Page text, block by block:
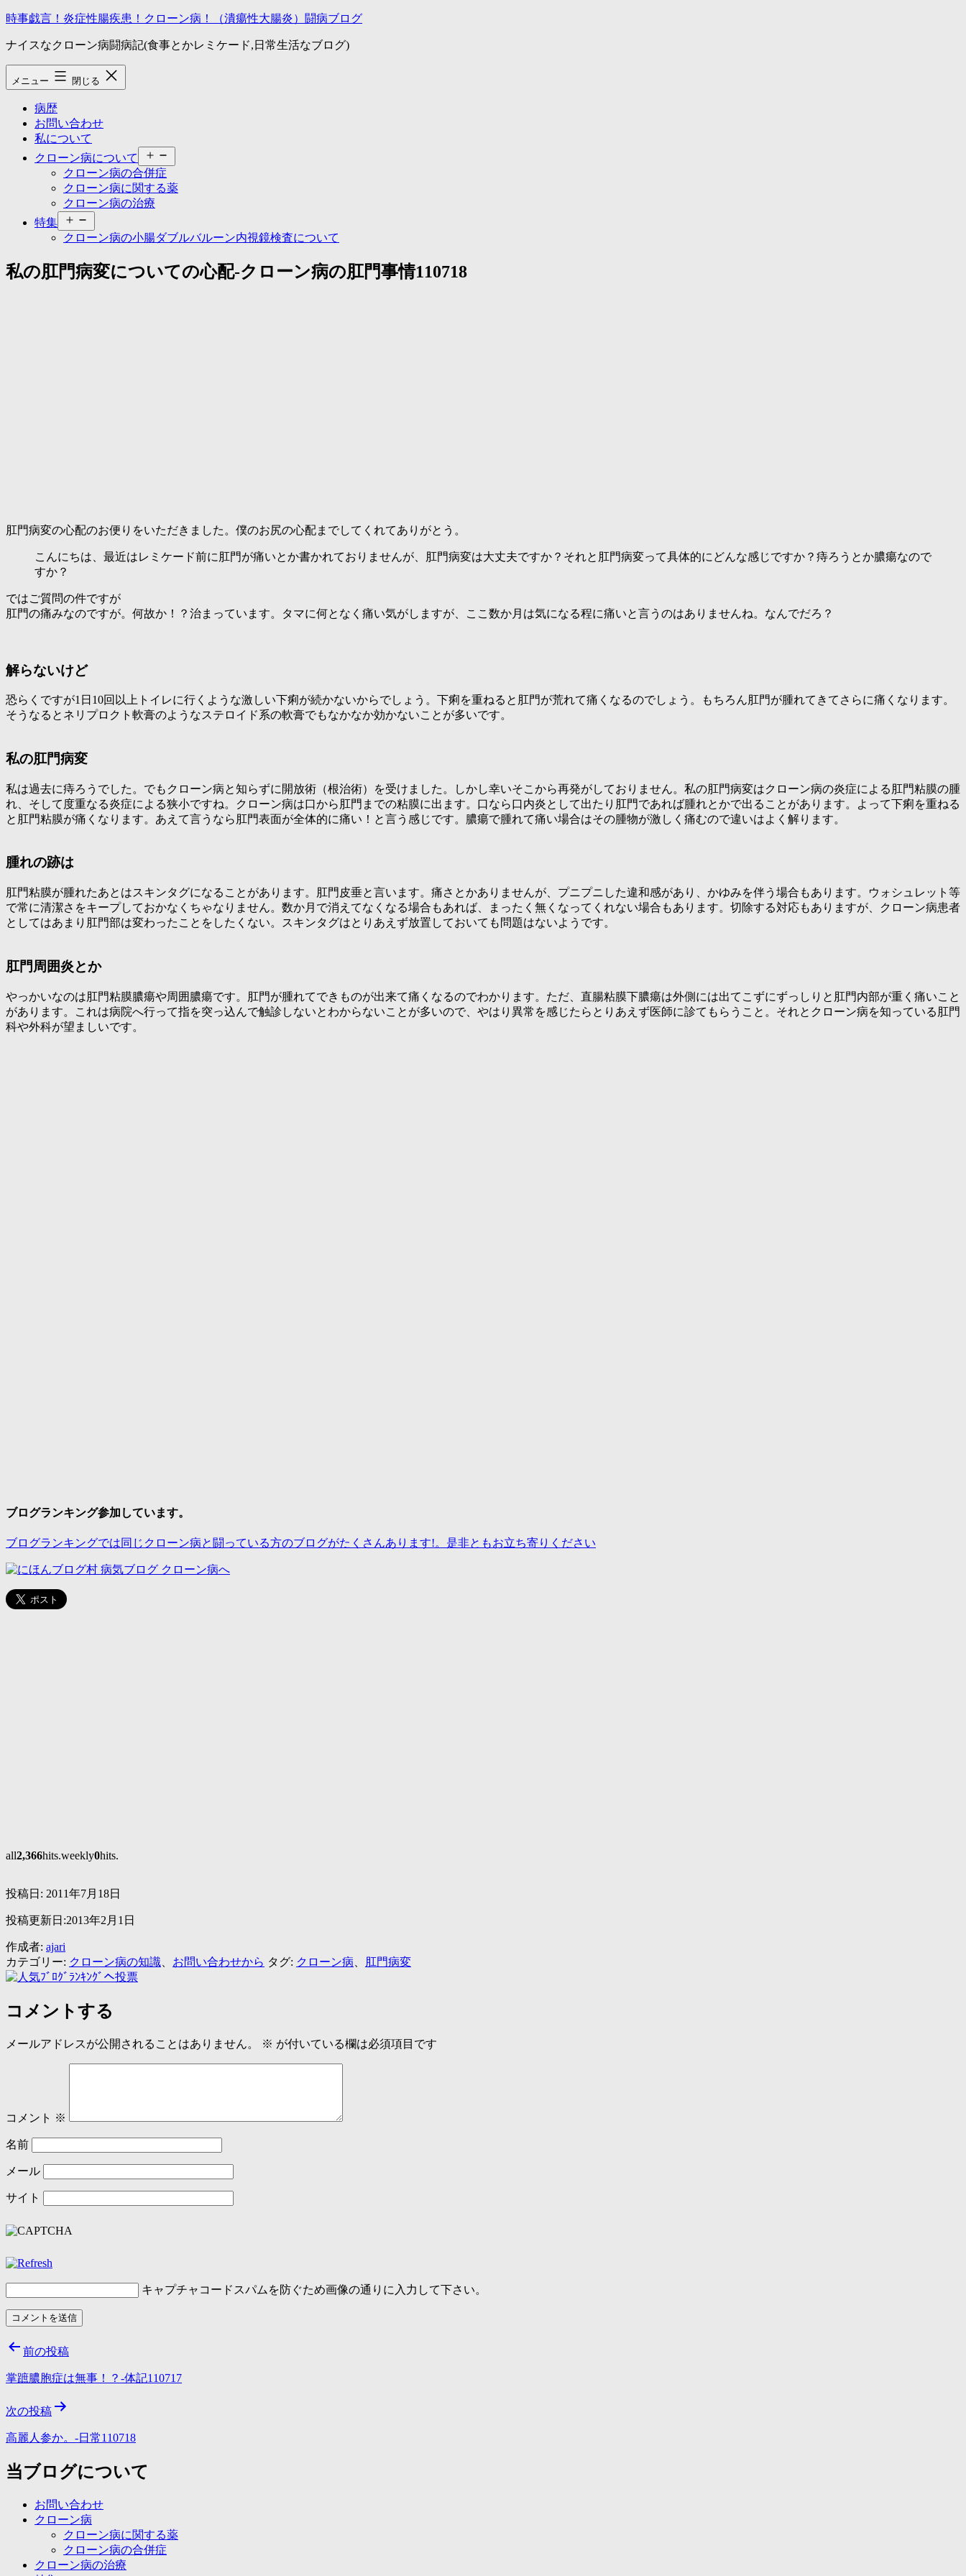
コ
テ
ン
ツ
へ
時事戯言！炎症性腸疾患！クローン病！（潰瘍性大腸炎）闘病ブログ
ナイスなクローン病闘病記(食事とかレミケード,日常生活なブログ)
メニュー 閉じる
病歴
お問い合わせ
私について
クローン病について
ニ
ュ
ー
く
クローン病の合併症
クローン病に関する薬
クローン病の治療
特集
ニ
ュ
を
クローン病の小腸ダブルバルーン内視鏡検査について
私の肛門病変についての心配-クローン病の肛門事情110718
肛門病変の心配のお便りをいただきました。僕のお尻の心配までしてくれてありがとう。
こんにちは、最近はレミケード前に肛門が痛いとか書かれておりませんが、肛門病変は大丈夫ですか？それと肛門病変って具体的にどんな感じですか？痔ろうとか膿瘍なので
すか？
ではご質問の件ですが
肛門の痛みなのですが。何故か！？治まっています。タマに何となく痛い気がしますが、ここ数か月は気になる程に痛いと言うのはありませんね。なんでだろ？
解らないけど
恐らくですが1日10回以上トイレに行くような激しい下痢が続かないからでしょう。下痢を重ねると肛門が荒れて痛くなるのでしょう。もちろん肛門が腫れてきてさらに痛くなります。
そうなるとネリプロクト軟膏のようなステロイド系の軟膏でもなかなか効かないことが多いです。
私の肛門病変
私は過去に痔ろうでした。でもクローン病と知らずに開放術（根治術）を受けました。しかし幸いそこから再発がしておりません。私の肛門病変はクローン病の炎症による肛門粘膜の腫
れ、そして度重なる炎症による狭小ですね。クローン病は口から肛門までの粘膜に出ます。口なら口内炎として出たり肛門であれば腫れとかで出ることがあります。よって下痢を重ねる
と肛門粘膜が痛くなります。あえて言うなら肛門表面が全体的に痛い！と言う感じです。膿瘍で腫れて痛い場合はその腫物が激しく痛むので違いはよく解ります。
腫れの跡は
肛門粘膜が腫れたあとはスキンタグになることがあります。肛門皮垂と言います。痛さとかありませんが、プニプニした違和感があり、かゆみを伴う場合もあります。ウォシュレット等
で常に清潔さをキープしておかなくちゃなりません。数か月で消えてなくなる場合もあれば、まったく無くなってくれない場合もあります。切除する対応もありますが、クローン病患者
としてはあまり肛門部は変わったことをしたくない。スキンタグはとりあえず放置しておいても問題はないようです。
肛門周囲炎とか
やっかいなのは肛門粘膜膿瘍や周囲膿瘍です。肛門が腫れてできものが出来て痛くなるのでわかります。ただ、直腸粘膜下膿瘍は外側には出てこずにずっしりと肛門内部が重く痛いこと
があります。これは病院へ行って指を突っ込んで触診しないとわからないことが多いので、やはり異常を感じたらとりあえず医師に診てもらうこと。それとクローン病を知っている肛門
科や外科が望ましいです。
ブログランキング参加しています。
ブログランキングでは同じクローン病と闘っている方のブログがたくさんあります!。是非ともお立ち寄りください
all2,366hits.weekly0hits.
投稿日: 2011年7月18日
投稿更新日:2013年2月1日
作成者: ajari
カテゴリー: クローン病の知識 お問い合わせから タグ: クローン病 肛門病変
コメントする
メールアドレスが公開されることはありません。 ※ が付いている欄は必須項目です
コメント ※
名前
メール
サイト
キャプチャコード スパムを防ぐため画像の通りに入力して下さい。
投
稿
ビ
ゲ
ー
前の投稿
掌蹠膿胞症は無事！？-体記110717
次の投稿
高麗人参か。-日常110718
当ブログについて
お問い合わせ
クローン病
クローン病に関する薬
クローン病の合併症
クローン病の治療